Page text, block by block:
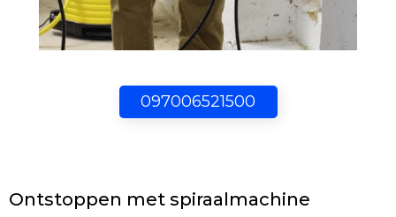
097006521500
Ontstoppen met spiraalmachine